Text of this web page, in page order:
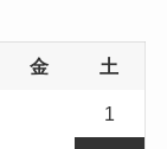
金 土
1